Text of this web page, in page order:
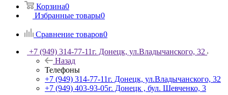
Корзина0
Избранные товары0
Сравнение товаров0
+7 (949) 314-77-11г. Донецк, ул.Владычанского, 32
Назад
Телефоны
+7 (949) 314-77-11г. Донецк, ул.Владычанского, 32
+7 (949) 403-93-05г. Донецк , бул. Шевченко, 3